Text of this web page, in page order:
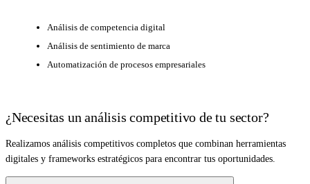
Análisis de competencia digital
Análisis de sentimiento de marca
Automatización de procesos empresariales
¿Necesitas un análisis competitivo de tu sector?
Realizamos análisis competitivos completos que combinan herramientas
digitales y frameworks estratégicos para encontrar tus oportunidades.